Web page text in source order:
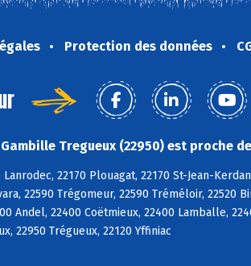
Protection des données
Tregueux (22950) est proche
22170 Plouagat, 22170 St-Jean-
22590 Trégomeur, 22590 Tréméloir, 22520
Andel, 22400 Coëtmieux, 22400 Lamballe,
22950 Trégueux, 22120 Yffiniac